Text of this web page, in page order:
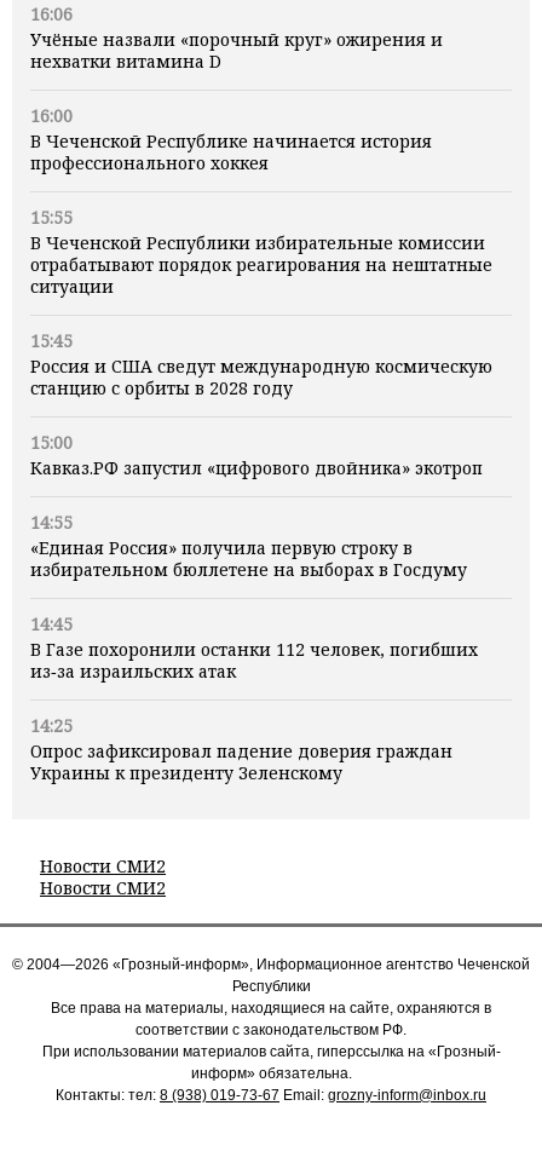
16:06
Учёные назвали «порочный круг» ожирения и
нехватки витамина D
16:00
В Чеченской Республике начинается история
профессионального хоккея
15:55
В Чеченской Республики избирательные комиссии
отрабатывают порядок реагирования на нештатные
ситуации
15:45
Россия и США сведут международную космическую
станцию с орбиты в 2028 году
15:00
Кавказ.РФ запустил «цифрового двойника» экотроп
14:55
«Единая Россия» получила первую строку в
избирательном бюллетене на выборах в Госдуму
14:45
В Газе похоронили останки 112 человек, погибших
из‑за израильских атак
14:25
Опрос зафиксировал падение доверия граждан
Украины к президенту Зеленскому
Новости СМИ2
Новости СМИ2
© 2004—2026 «Грозный-информ», Информационное агентство Чеченской
Республики
Все права на материалы, находящиеся на сайте, охраняются в
соответствии с законодательством РФ.
При использовании материалов сайта, гиперссылка на «Грозный-
информ» обязательна.
Контакты: тел: 8 (938) 019-73-67 Email: grozny-inform@inbox.ru